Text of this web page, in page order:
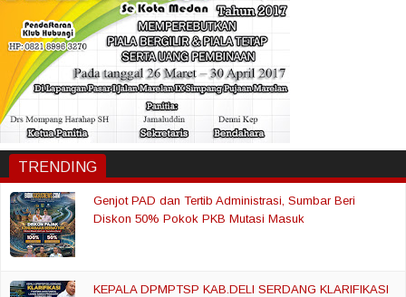
TRENDING
Genjot PAD dan Tertib Administrasi, Sumbar Beri
Diskon 50% Pokok PKB Mutasi Masuk
KEPALA DPMPTSP KAB.DELI SERDANG KLARIFIKASI